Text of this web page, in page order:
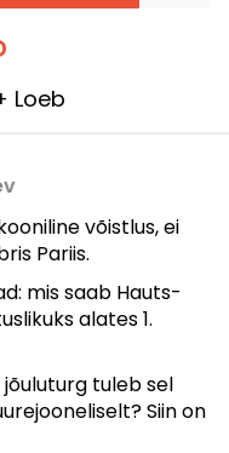
Loeb
võistlus, ei
Pariis.
mis saab Hauts-
alates 1.
tuleb sel
Siin on